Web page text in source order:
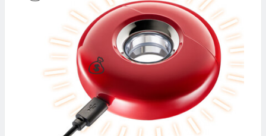
🎁